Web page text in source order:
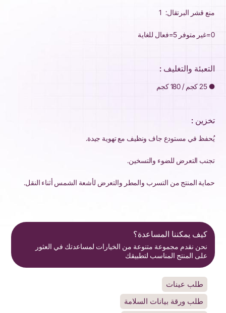
منع قشر البرتقال: 1
0=غير متوفر 5=فعال للغاية
التعبئة والتغليف :
● 25 كجم / 180 كجم
تخزين :
يُحفظ في مستودع جاف ونظيف مع تهوية جيدة.
تجنب التعرض للضوء والتسخين.
حماية المنتج من التسرب والمطر والتعرض لأشعة الشمس أثناء النقل.
كيف يمكننا المساعدة؟
نحن نقدم مجموعة متنوعة من الخيارات لمساعدتك في العثور
على المنتج المناسب لتطبيقك
طلب عينات
طلب ورقة بيانات السلامة